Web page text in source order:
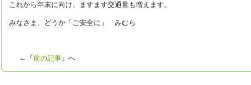
これから年末に向け、ますます交通量も増えます。
みなさま、どうか「ご安全に」 みむら
←『前の記事』へ